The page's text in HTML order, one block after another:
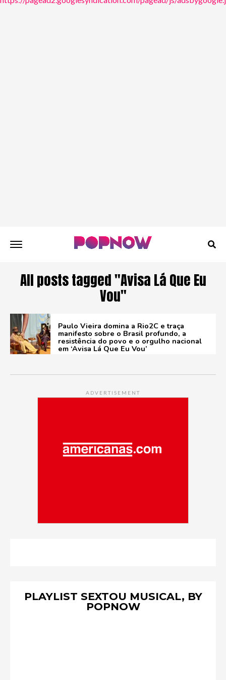
All posts tagged "Avisa Lá Que Eu
Vou"
Paulo Vieira domina a Rio2C e traça
manifesto sobre o Brasil profundo, a
resistência do povo e o orgulho nacional
em ‘Avisa Lá Que Eu Vou’
ADVERTISEMENT
PLAYLIST SEXTOU MUSICAL, BY
POPNOW